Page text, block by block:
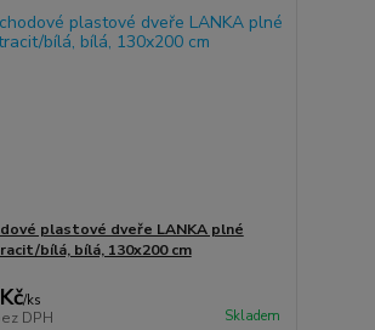
plastové dveře LANKA plné
bílá, bílá, 130x200 cm
/ks
DPH Skladem